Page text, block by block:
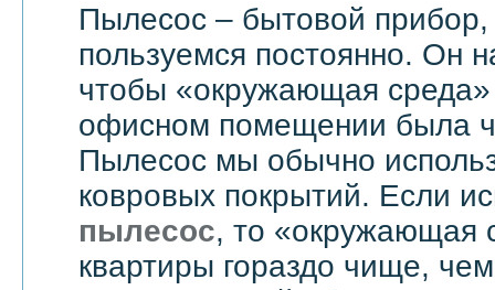
Пылесос – бытовой
пользуемся постоянно. Он
чтобы «окружающая среда»
офисном помещении была
Пылесос мы обычно
ковровых покрытий. Если
пылесос, то «окружающая
квартиры гораздо чище,